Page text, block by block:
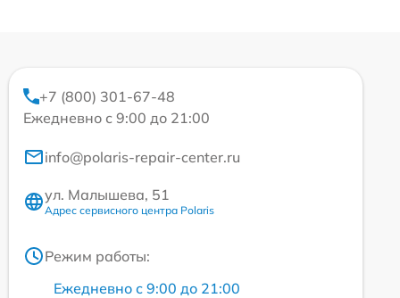
+7 (800) 301-67-48
Ежедневно с 9:00 до 21:00
info@polaris-repair-center.ru
ул. Малышева, 51
Адрес сервисного центра Polaris
Режим работы:
Ежедневно с 9:00 до 21:00